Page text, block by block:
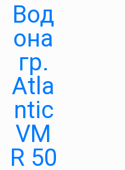
Вод
она
гр.
Atla
ntic
VM
R 50